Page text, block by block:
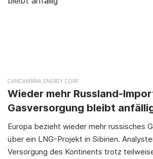
CANCAMBRIA ENERGY CORP.
Wieder mehr Russland-
Gasversorgung bleibt
Europa bezieht wieder mehr russisches
über ein LNG-Projekt in Sibirien.
Versorgung des Kontinents trotz